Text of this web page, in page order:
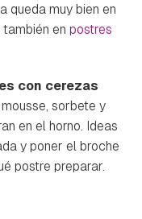
queda muy bien en
en postres
con cerezas
sorbete y
en el horno. Ideas
y poner el broche
postre preparar.